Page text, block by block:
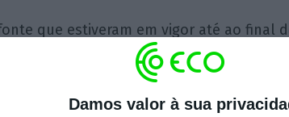
Damos valor à sua
que estiveram em vigor até ao final
na fonte de 5,8% , o que significa
. Já as novas tabelas indicam
que significa que o rendimento líquido